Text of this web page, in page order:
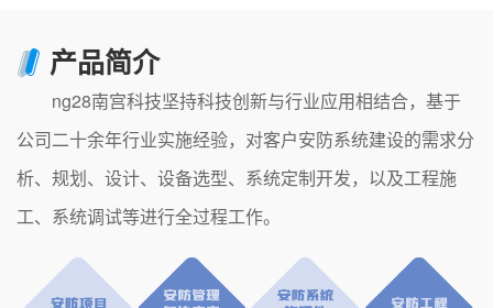
产品简介
ng28南宫科技坚持科技创新与行业应用相结合，基于
公司二十余年行业实施经验，对客户安防系统建设的需求分
析、规划、设计、设备选型、系统定制开发，以及工程施
工、系统调试等进行全过程工作。